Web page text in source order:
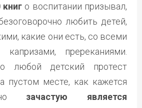
о воспитании призывал,
любить детей,
какие они есть, со всеми
пререканиями.
любой детский протест
пустом месте, как кажется
но зачастую является